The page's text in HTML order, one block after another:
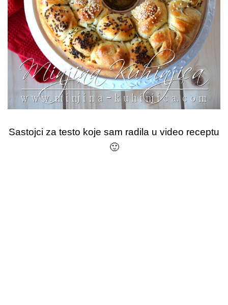
Sastojci za testo koje sam radila u video receptu
🙂